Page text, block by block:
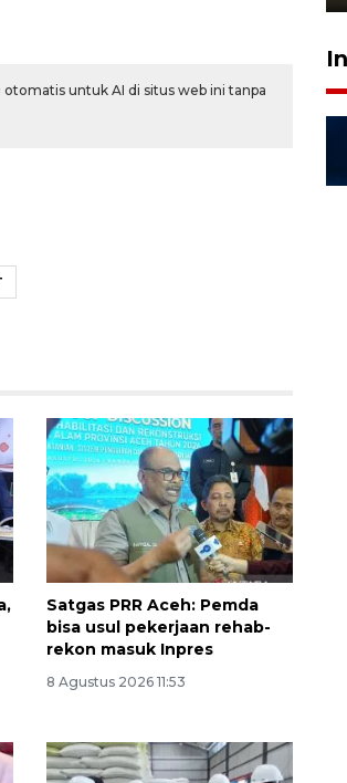
untuk AI di situs web ini tanpa
Satgas PRR Aceh: Pemda
bisa usul pekerjaan rehab-
rekon masuk Inpres
8 Agustus 2026 11:53
haji Indonesia
memuaskan